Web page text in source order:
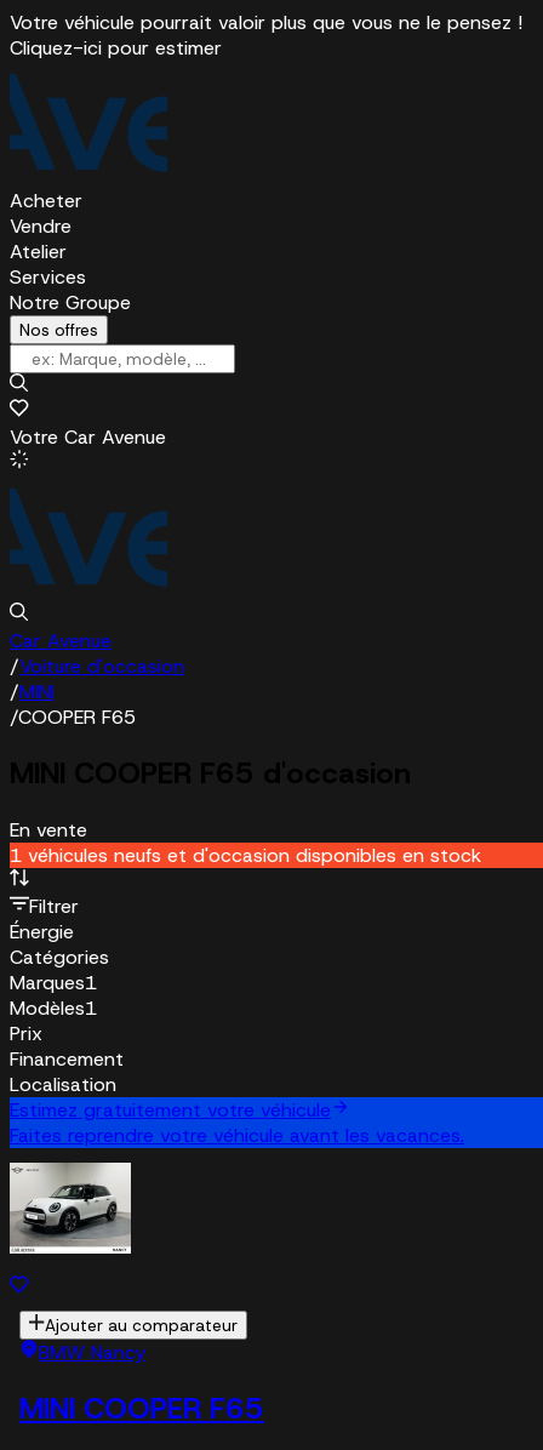
Votre véhicule pourrait valoir plus que vous ne le pensez !
Cliquez-ici pour estimer
Acheter
Vendre
Atelier
Services
Notre Groupe
Nos offres
Votre Car Avenue
Car Avenue
/Voiture d'occasion
/MINI
/COOPER F65
En vente
1 véhicules neufs et d'occasion disponibles en stock
Filtrer
Énergie
Catégories
Marques1
Modèles1
Prix
Financement
Localisation
Estimez gratuitement votre véhicule
Faites reprendre votre véhicule avant les vacances.
Ajouter au comparateur
BMW Nancy
MINI COOPER F65